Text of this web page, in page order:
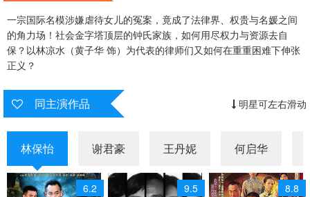
一宗国际名模涉嫌虐待女儿的冤案，竟成了法律界、权贵与名媛之间
的角力场！社会金字塔顶层的钟氏家族，如何用尽权力与资源去自
保？以林凉水（黄子华 饰）为代表的律师们又如何在重重困难下伸张
正义？
同主演作品 明星可左右滑动
林保怡 谢君豪 王丹妮 何启华
6.2 9.5 8.8